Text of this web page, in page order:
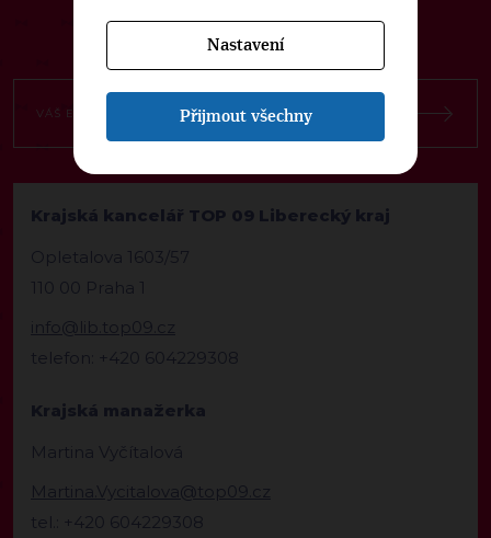
Krajská kancelář TOP 09 Liberecký kraj
Opletalova 1603/57
110 00 Praha 1
info@lib.top09.cz
telefon: +420 604229308
Krajská manažerka
Martina Vyčítalová
Martina.Vycitalova@top09.cz
tel.: +420 604229308
Nastavení
Přijmout všechny